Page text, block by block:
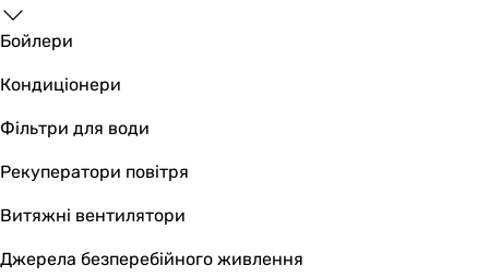
Бойлери
Кондиціонери
Фільтри для води
Рекуператори повітря
Витяжні вентилятори
Джерела безперебійного живлення